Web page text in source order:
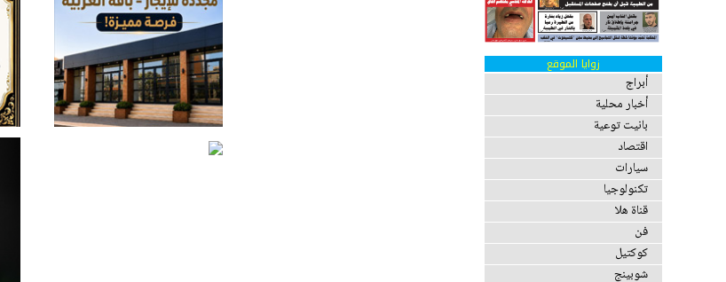
زوايا الموقع
أبراج
أخبار محلية
بانيت توعية
اقتصاد
سيارات
تكنولوجيا
قناة هلا
فن
كوكتيل
شوبينج